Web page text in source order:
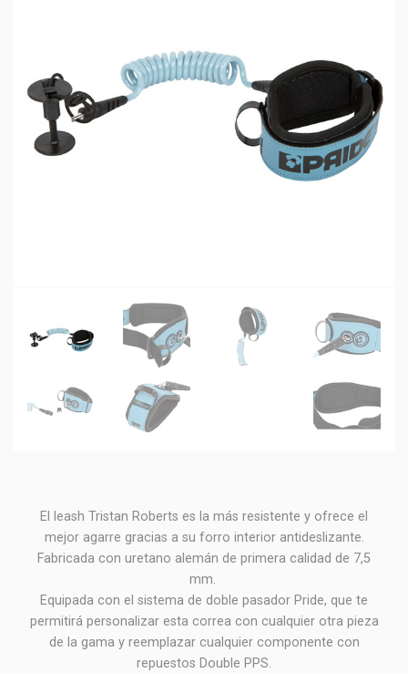
El leash Tristan Roberts es la más resistente y ofrece el
mejor agarre gracias a su forro interior antideslizante.
Fabricada con uretano alemán de primera calidad de 7,5
mm.
Equipada con el sistema de doble pasador Pride, que te
permitirá personalizar esta correa con cualquier otra pieza
de la gama y reemplazar cualquier componente con
repuestos Double PPS.